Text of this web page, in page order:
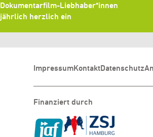
Dokumentarfilm-Liebhaber*innen
jährlich herzlich ein
ImpressumKontaktDatenschutz
Finanziert durch